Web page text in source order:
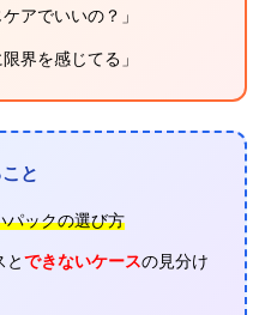
アでいいの？」
界を感じてる」
と
パックの選び方
とできないケースの見分け